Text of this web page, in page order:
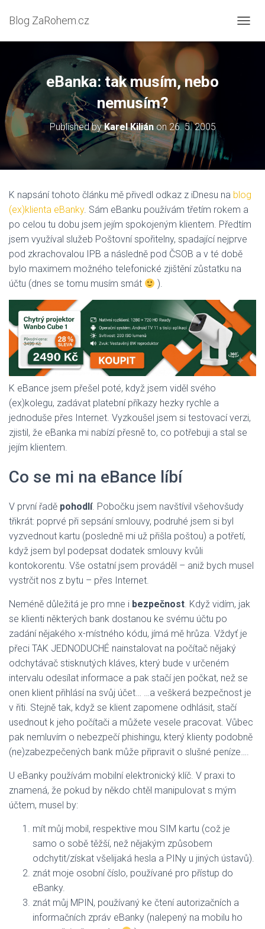
Blog ZaRohem.cz
Ř
I
eBanka: tak musím, nebo
nemusím?
Published byKarel Kiliánon 26. 5. 2005
K napsání tohoto článku mě přivedl odkaz z iDnesu na blog
(ex)klienta eBanky. Sám eBanku používám třetím rokem a
po celou tu dobu jsem jejím spokojeným klientem. Předtím
jsem využíval služeb Poštovní spořitelny, spadající nejprve
pod zkrachovalou IPB a následně pod ČSOB a v té době
bylo maximem možného telefonické zjištění zůstatku na
účtu (dnes se tomu musím smát
).
K eBance jsem přešel poté, když jsem viděl svého
(ex)kolegu, zadávat platební příkazy hezky rychle a
jednoduše přes Internet. Vyzkoušel jsem si testovací verzi,
zjistil, že eBanka mi nabízí přesně to, co potřebuji a stal se
jejím klientem.
Co se mi na eBance líbí
V první řadě pohodlí. Pobočku jsem navštívil všehovšudy
třikrát: poprvé při sepsání smlouvy, podruhé jsem si byl
vyzvednout kartu (posledně mi už přišla poštou) a potřetí,
když jsem byl podepsat dodatek smlouvy kvůli
kontokorentu. Vše ostatní jsem prováděl – aniž bych musel
vystrčit nos z bytu – přes Internet.
Neméně důležitá je pro mne i bezpečnost . Když vidím, jak
se klienti některých bank dostanou ke svému účtu po
zadání nějakého x-místného kódu, jímá mě hrůza. Vždyť je
přeci TAK JEDNODUCHÉ nainstalovat na počítač nějaký
odchytávač stisknutých kláves, který bude v určeném
intervalu odesílat informace a pak stačí jen počkat, než se
onen klient přihlásí na svůj účet… …a veškerá bezpečnost je
v řiti. Stejně tak, když se klient zapomene odhlásit, stačí
usednout k jeho počítači a můžete vesele pracovat. Vůbec
pak nemluvím o nebezpečí phishingu, který klienty podobně
(ne)zabezpečených bank může připravit o slušné peníze….
U eBanky používám mobilní elektronický klíč. V praxi to
znamená, že pokud by někdo chtěl manipulovat s mým
účtem, musel by:
mít můj mobil, respektive mou SIM kartu (což je
samo o sobě těžší, než nějakým způsobem
odchytit/získat všelijaká hesla a PINy u jiných ústavů).
znát moje osobní číslo, používané pro přístup do
eBanky.
znát můj MPIN, používaný ke čtení autorizačních a
informačních zpráv eBanky (nalepený na mobilu ho